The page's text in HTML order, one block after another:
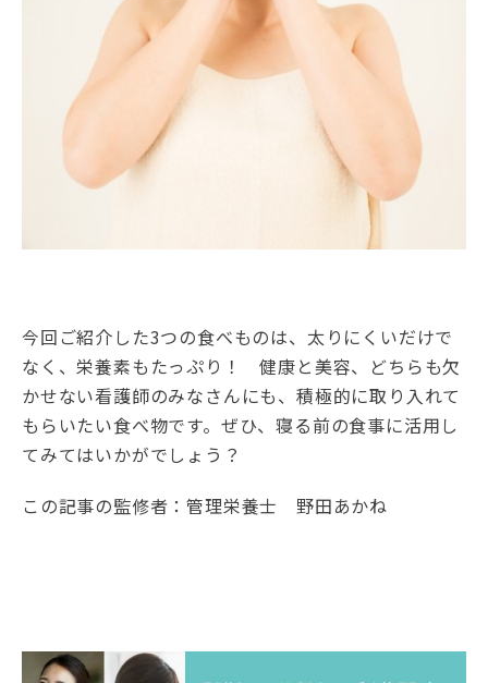
今回ご紹介した3つの食べものは、太りにくいだけで
なく、栄養素もたっぷり！ 健康と美容、どちらも欠
かせない看護師のみなさんにも、積極的に取り入れて
もらいたい食べ物です。ぜひ、寝る前の食事に活用し
てみてはいかがでしょう？
この記事の監修者：管理栄養士 野田あかね